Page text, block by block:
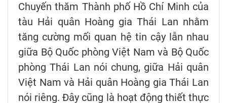
Chuyến thăm Thành phố Hồ Chí Minh của
tàu Hải quân Hoàng gia Thái Lan nhằm
tăng cường mối quan hệ tin cậy lẫn nhau
giữa Bộ Quốc phòng Việt Nam và Bộ Quốc
phòng Thái Lan nói chung, giữa Hải quân
Việt Nam và Hải quân Hoàng gia Thái Lan
nói riêng. Đây cũng là hoạt động thiết thực